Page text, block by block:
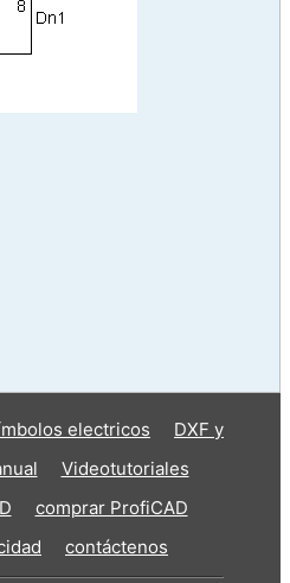
electricos
DXF y
Videotutoriales
comprar ProfiCAD
contáctenos